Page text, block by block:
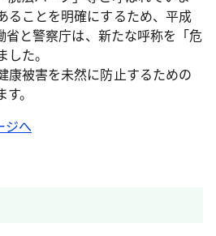
ることを明確にするため、平成
と警察庁は、新たな呼称を「危
た。
康被害を未然に防止するための
。
ジへ